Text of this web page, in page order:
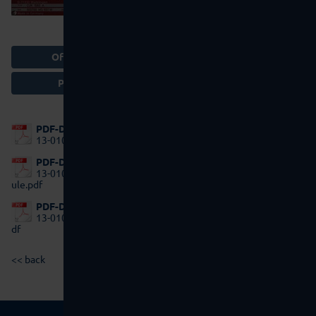
Offer Basket
Print page
PDF-DOWNLOAD:
13-0109 footprint.pdf
PDF-DOWNLOAD:
13-0109 layout 1 ml ampo
ule.pdf
PDF-DOWNLOAD:
13-0109 scope of supply.p
df
<< back